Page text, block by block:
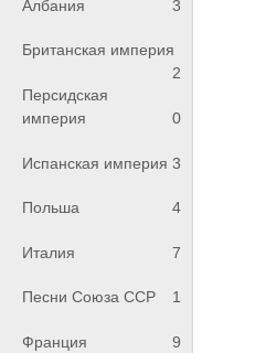
Албания 3
Британская империя
2
Персидская
империя
0
Испанская империя 3
Польша 4
Италия 7
Песни Союза ССР 1
Франция 9